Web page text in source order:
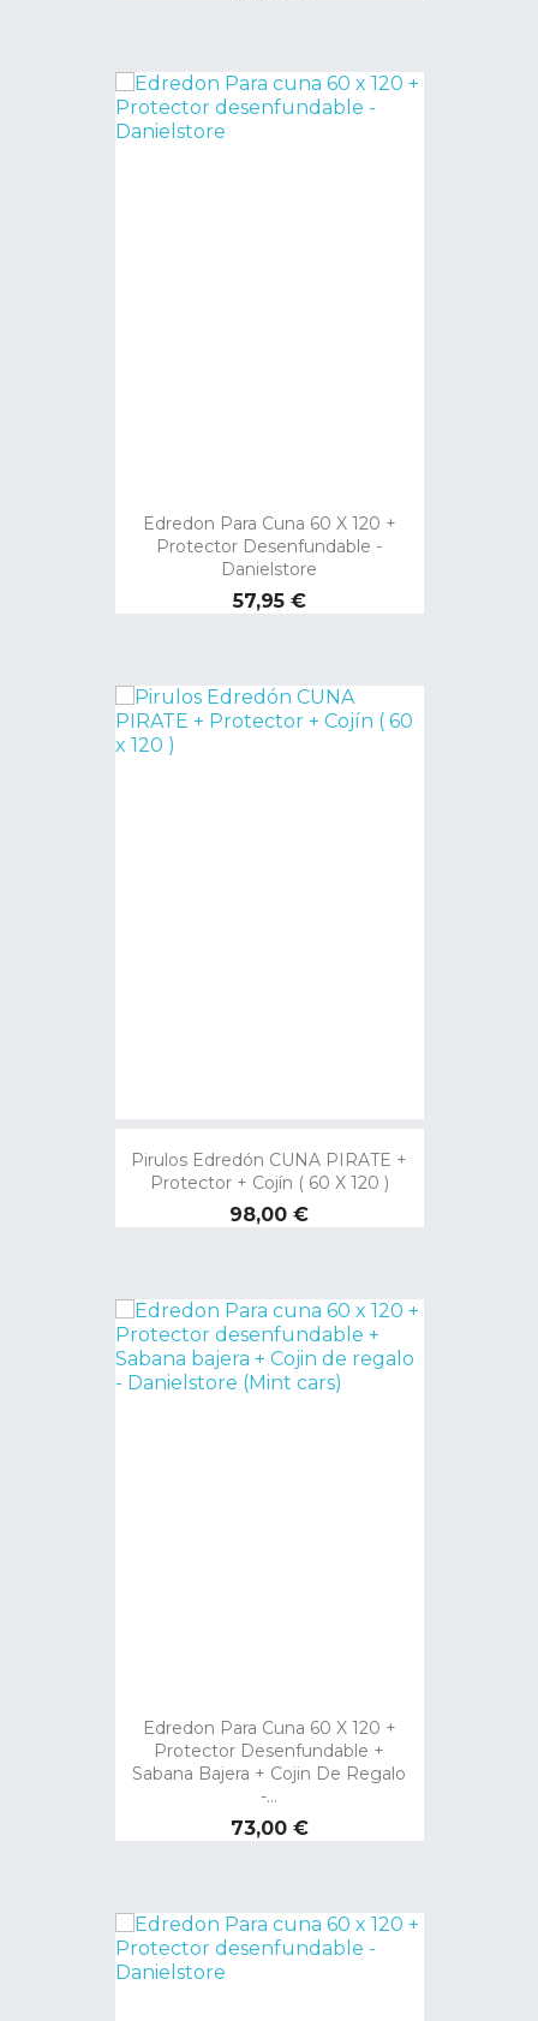
Edredon Para Cuna 60 X 120 +
Protector Desenfundable -
Danielstore
Precio
57,95 €
Pirulos Edredón CUNA PIRATE +
Protector + Cojín ( 60 X 120 )
Precio
98,00 €
Edredon Para Cuna 60 X 120 +
Protector Desenfundable +
Sabana Bajera + Cojin De Regalo
-...
Precio
73,00 €